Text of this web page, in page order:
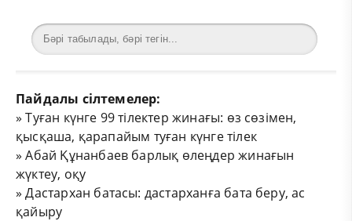
Пайдалы сілтемелер:
»Туған күнге 99 тілектер жинағы: өз сөзімен,
қысқаша, қарапайым туған күнге тілек
»Абай Құнанбаев барлық өлеңдер жинағын
жүктеу, оқу
»Дастархан батасы: дастарханға бата беру, ас
қайыру